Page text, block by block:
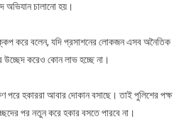
অভিযান চালানো হয়।
করে বলেন, যদি প্রসাশনের লোকজন এসব অনৈতিক
করেও কোন লাভ হচ্ছে না।
পরে হকাররা আবার দোকান বসাছে। তাই পুলিশের পক্ষ
পর নতুন করে হকার বসতে পারবে না।